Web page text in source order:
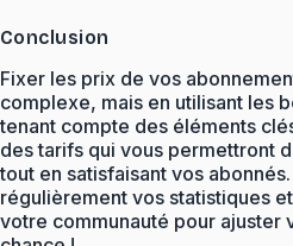
Conclusion
Fixer les prix de vos
complexe, mais en utilisant les
tenant compte des éléments
des tarifs qui vous permettront
tout en satisfaisant vos
régulièrement vos statistiques
votre communauté pour ajuster